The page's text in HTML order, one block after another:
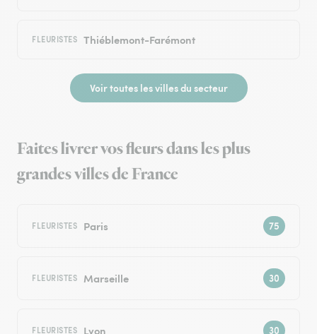
FLEURISTES Thiéblemont-Farémont
Voir toutes les villes du secteur
Faites livrer vos fleurs dans les plus
grandes villes de France
FLEURISTES Paris
FLEURISTES Marseille
FLEURISTES Lyon